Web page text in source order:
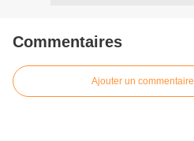
Commentaires
Ajouter un commentaire